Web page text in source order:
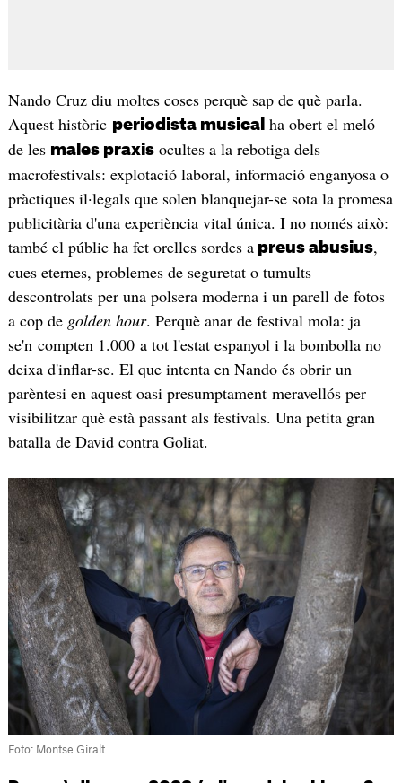
Nando Cruz diu moltes coses perquè sap de què parla.
Aquest històric periodista musical ha obert el meló
de les males praxisocultes a la rebotiga dels
macrofestivals: explotació laboral, informació enganyosa o
pràctiques il·legals que solen blanquejar-se sota la promesa
publicitària d'una experiència vital única. I no només això:
també el públic ha fet orelles sordes apreus abusius,
cues eternes, problemes de seguretat o tumults
descontrolats per una polsera moderna i un parell de fotos
a cop degolden hour. Perquè anar de festival mola: ja
se'n compten 1.000 a tot l'estat espanyol i la bombolla no
deixa d'inflar-se. El que intenta en Nando és obrir un
parèntesi en aquest oasi presumptament meravellós per
visibilitzar què està passant als festivals. Una petita gran
batalla de David contra Goliat.
Foto: Montse Giralt